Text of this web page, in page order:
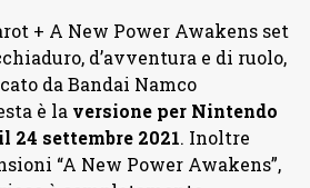
+ A New Power Awakens set
d’avventura e di ruolo,
da Bandai Namco
è la versione per Nintendo
24 settembre 2021. Inoltre
“A New Power Awakens”,